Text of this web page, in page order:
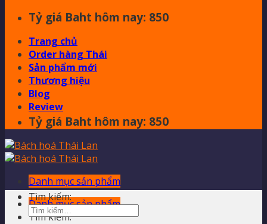
Tỷ giá Baht hôm nay: 850
Trang chủ
Order hàng Thái
Sản phẩm mới
Thương hiệu
Blog
Review
Tỷ giá Baht hôm nay: 850
Danh mục sản phẩm
Danh mục sản phẩm
Tìm kiếm:
Tìm kiếm: